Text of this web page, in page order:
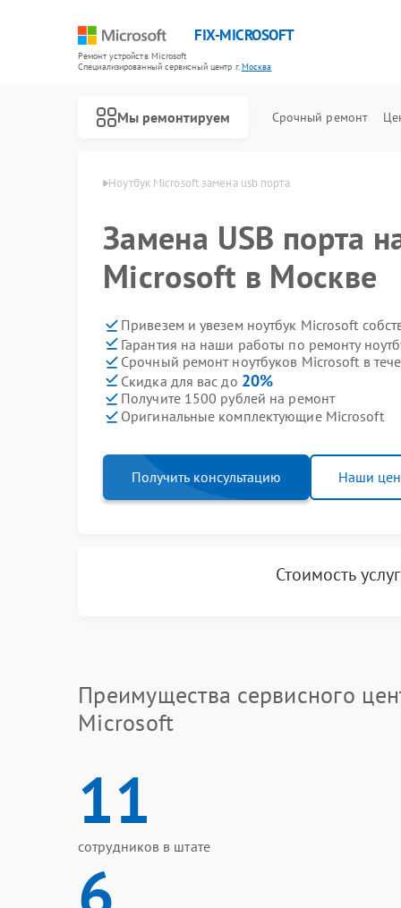
FIX-MICROSOFT
Ремонт устройств Microsoft
Специализированный cервисный центр г.Москва
Мы ремонтируем Срочный ремонт
Microsoft в Москве Ноутбук Microsoft замена usb порта
Замена USB порта
Microsoft в Москве
Привезем и увезем ноутбук Microsoft
Гарантия на наши работы по ремонту
Срочный ремонт ноутбуков Microsoft в
Скидка для вас до 20%
Получите 1500 рублей на ремонт
Оригинальные комплектующие Microsoft
Получить консультацию Наши
Стоимость
Преимущества сервисного
Microsoft
11
сотрудников в штате